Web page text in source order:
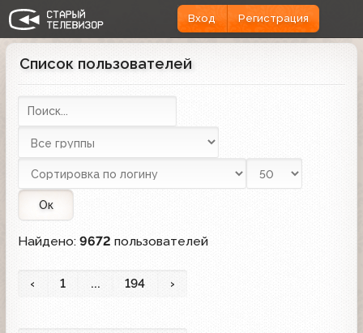
Вход Регистрация
Список пользователей
Ок
Найдено: 9672 пользователей
‹ 1 ... 194 ›